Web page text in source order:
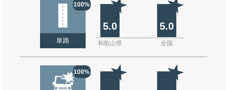
100%
単路
5.0 5.0
和歌山県 全国
100%